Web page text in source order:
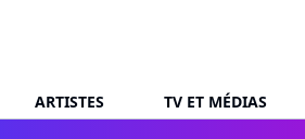
ARTISTES TV ET MÉDIAS